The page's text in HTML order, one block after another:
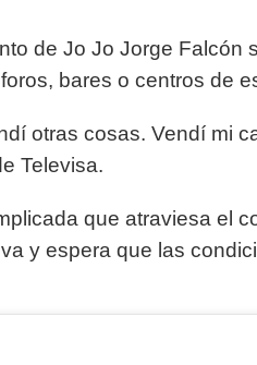
de Jo Jo Jorge Falcón
bares o centros de
otras cosas. Vendí mi
Televisa.
que atraviesa el
y espera que las